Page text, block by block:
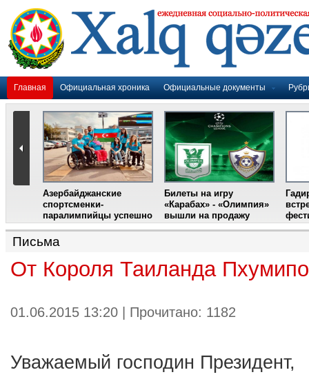
Главная Официальная хроника Официальные документы
Азербайджанские
спортсменки-
паралимпийцы успешно
выступили на III
Международном
фестивале парашютного
спорта
Билеты на игру
«Карабах» - «Олимпия»
вышли на продажу
Письма
От Короля Таиланда
01.06.2015 13:20 | Прочитано: 1182
Уважаемый господин Президент,